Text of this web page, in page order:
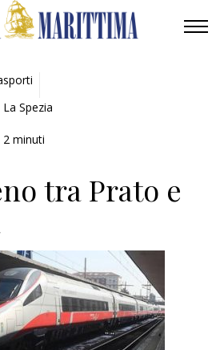
Spezia
2 minuti
tra Prato e